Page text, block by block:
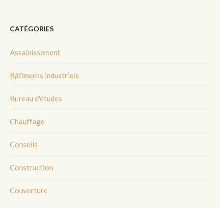
CATÉGORIES
Assainissement
Bâtiments industriels
Bureau d'études
Chauffage
Conseils
Construction
Couverture